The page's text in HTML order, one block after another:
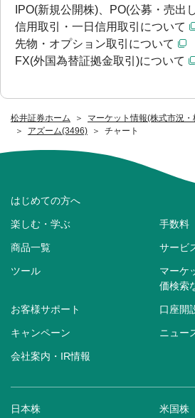
松井証券ホーム
マーケット情報(株式市況
アズーム(3496)
チャート
IPO(新規公開株)、PO(公募・売出
信用取引・一日信用取引について
先物・オプション取引について
FX(外国為替証拠金取引)について
はじめての方へ
楽しむ・学ぶ 手数料
商品一覧 サービ
ツール
マーケ
価検索
お客様サポート 口座開
キャンペーン ニュー
会社案内・IR情報
日本株 米国株